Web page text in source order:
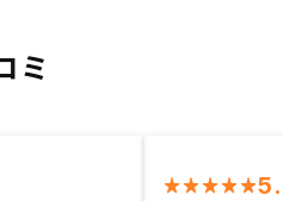
ミ